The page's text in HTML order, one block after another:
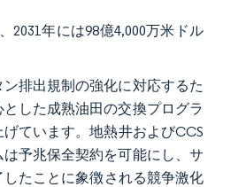
2031年には98億4,000万米ドル
排出規制の強化に対応するた
した成熟油田の交換プログラ
ています。地熱井およびCCS
予兆保全契約を可能にし、サ
たことに象徴される競争激化